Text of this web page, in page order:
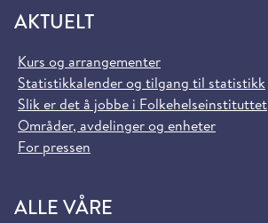
AKTUELT
Kurs og arrangementer
Statistikkalender og tilgang til statistikk
Slik er det å jobbe i Folkehelseinstituttet
Områder, avdelinger og enheter
For pressen
ALLE VÅRE